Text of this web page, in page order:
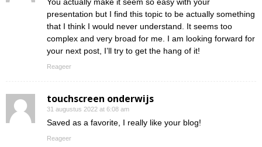
presentation but I find this topic to be actually something
that I think I would never understand. It seems too
complex and very broad for me. I am looking forward for
your next post, I’ll try to get the hang of it!
Reageer
touchscreen onderwijs
31 augustus 2022 at 6:08 am
Saved as a favorite, I really like your blog!
Reageer